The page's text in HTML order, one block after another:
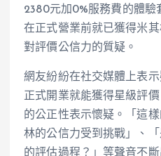
2380元加0%服務費的體驗
在正式營業前就已獲得米
對評價公信力的質疑。
網友紛紛在社交媒體上表
正式開業就能獲得星級評
的公正性表示懷疑。「這
林的公信力受到挑戰」、
的評估過程？」等聲音不斷